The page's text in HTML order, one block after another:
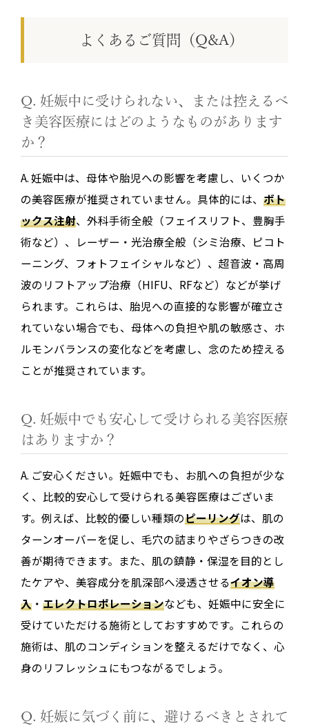
よくあるご質問（Q&A）
Q. 妊娠中に受けられない、または控えるべ
き美容医療にはどのようなものがあります
か？
A. 妊娠中は、母体や胎児への影響を考慮し、いくつか
の美容医療が推奨されていません。具体的には、 ボト
ックス注射、外科手術全般（フェイスリフト、豊胸手
術など）、レーザー・光治療全般（シミ治療、ピコト
ーニング、フォトフェイシャルなど）、超音波・高周
波のリフトアップ治療（HIFU、RFなど）などが挙げ
られます。これらは、胎児への直接的な影響が確立さ
れていない場合でも、母体への負担や肌の敏感さ、ホ
ルモンバランスの変化などを考慮し、念のため控える
ことが推奨されています。
Q. 妊娠中でも安心して受けられる美容医療
はありますか？
A. ご安心ください。妊娠中でも、お肌への負担が少な
く、比較的安心して受けられる美容医療はございま
す。例えば、比較的優しい種類のピーリングは、肌の
ターンオーバーを促し、毛穴の詰まりやざらつきの改
善が期待できます。また、肌の鎮静・保湿を目的とし
たケアや、美容成分を肌深部へ浸透させるイオン導
入・ エレクトロポレーションなども、妊娠中に安全に
受けていただける施術としておすすめです。これらの
施術は、肌のコンディションを整えるだけでなく、心
身のリフレッシュにもつながるでしょう。
Q. 妊娠に気づく前に、避けるべきとされて